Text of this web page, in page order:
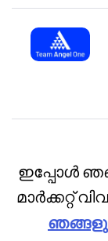
ഇപ്പോൾ
മാർക്കറ്റ്